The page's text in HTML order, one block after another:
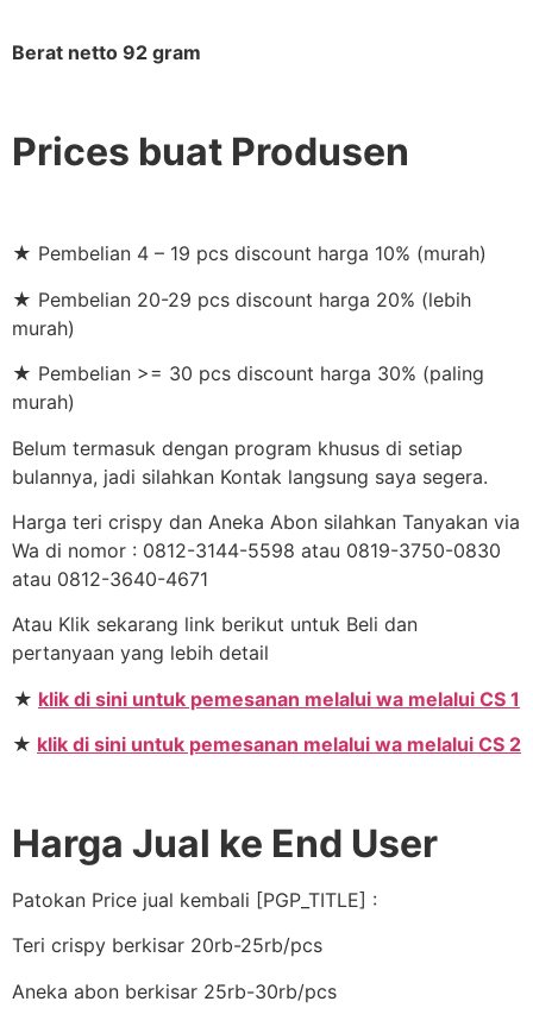
Berat netto 92 gram
Prices buat Produsen
★ Pembelian 4 – 19 pcs discount harga 10% (murah)
★ Pembelian 20-29 pcs discount harga 20% (lebih
murah)
★ Pembelian >= 30 pcs discount harga 30% (paling
murah)
Belum termasuk dengan program khusus di setiap
bulannya, jadi silahkan Kontak langsung saya segera.
Harga teri crispy dan Aneka Abon silahkan Tanyakan via
Wa di nomor : 0812-3144-5598 atau 0819-3750-0830
atau 0812-3640-4671
Atau Klik sekarang link berikut untuk Beli dan
pertanyaan yang lebih detail
★ klik di sini untuk pemesanan melalui wa melalui CS 1
★ klik di sini untuk pemesanan melalui wa melalui CS 2
Harga Jual ke End User
Patokan Price jual kembali [PGP_TITLE] :
Teri crispy berkisar 20rb-25rb/pcs
Aneka abon berkisar 25rb-30rb/pcs